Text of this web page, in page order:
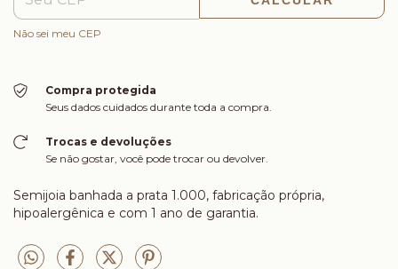
Não sei meu CEP
Compra protegida
Seus dados cuidados durante toda a compra.
Trocas e devoluções
Se não gostar, você pode trocar ou devolver.
Semijoia banhada a prata 1.000, fabricação própria,
hipoalergênica e com 1 ano de garantia.